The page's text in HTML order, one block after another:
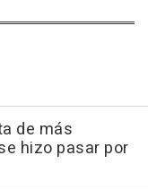
de más
hizo pasar por